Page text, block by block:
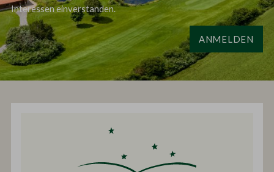
Interessen einverstanden.
ANMELDEN